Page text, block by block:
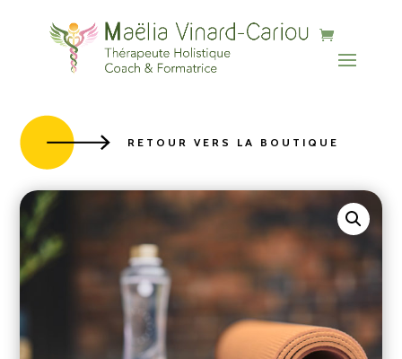
RETOUR VERS LA BOUTIQUE